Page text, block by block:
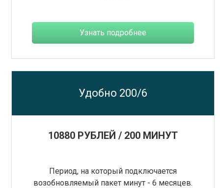
Узнать подробнее
Удобно 200/6
10880 РУБЛЕЙ / 200 МИНУТ
Период, на который подключается
возобновляемый пакет минут - 6 месяцев.